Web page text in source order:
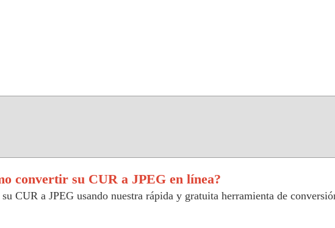
convertir su CUR a JPEG en línea?
CUR a JPEG usando nuestra rápida y gratuita herramienta de